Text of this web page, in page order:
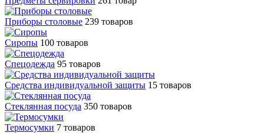
Приборы столовые 239 товаров
Сиропы 100 товаров
Спецодежда 95 товаров
Средства индивидуальной защиты 15 товаров
Стеклянная посуда 350 товаров
Термосумки 7 товаров